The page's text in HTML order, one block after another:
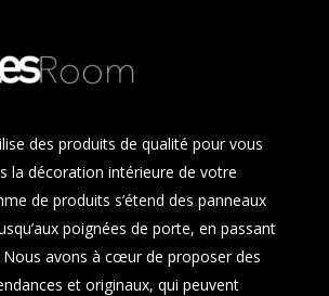
des produits de qualité pour vous
la décoration intérieure de votre
de produits s’étend des panneaux
poignées de porte, en passant
Nous avons à cœur de proposer des
et originaux, qui peuvent